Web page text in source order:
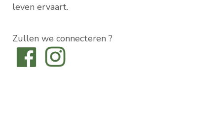
leven ervaart.
Zullen we connecteren ?